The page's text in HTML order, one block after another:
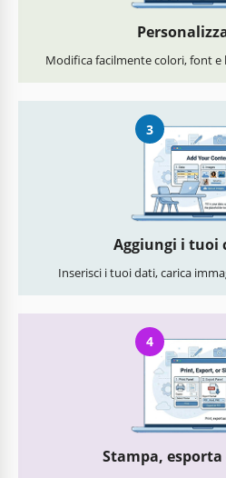
Modifica facilmente colori, font
3
Aggiungi i tuoi
Inserisci i tuoi dati, carica
4
Stampa,